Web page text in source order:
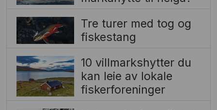
Tre turer med tog og
fiskestang
10 villmarkshytter du
kan leie av lokale
fiskerforeninger